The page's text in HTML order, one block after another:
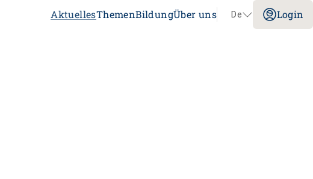
Navigation überspringen
AktuellesThemenBildungÜber uns De Login